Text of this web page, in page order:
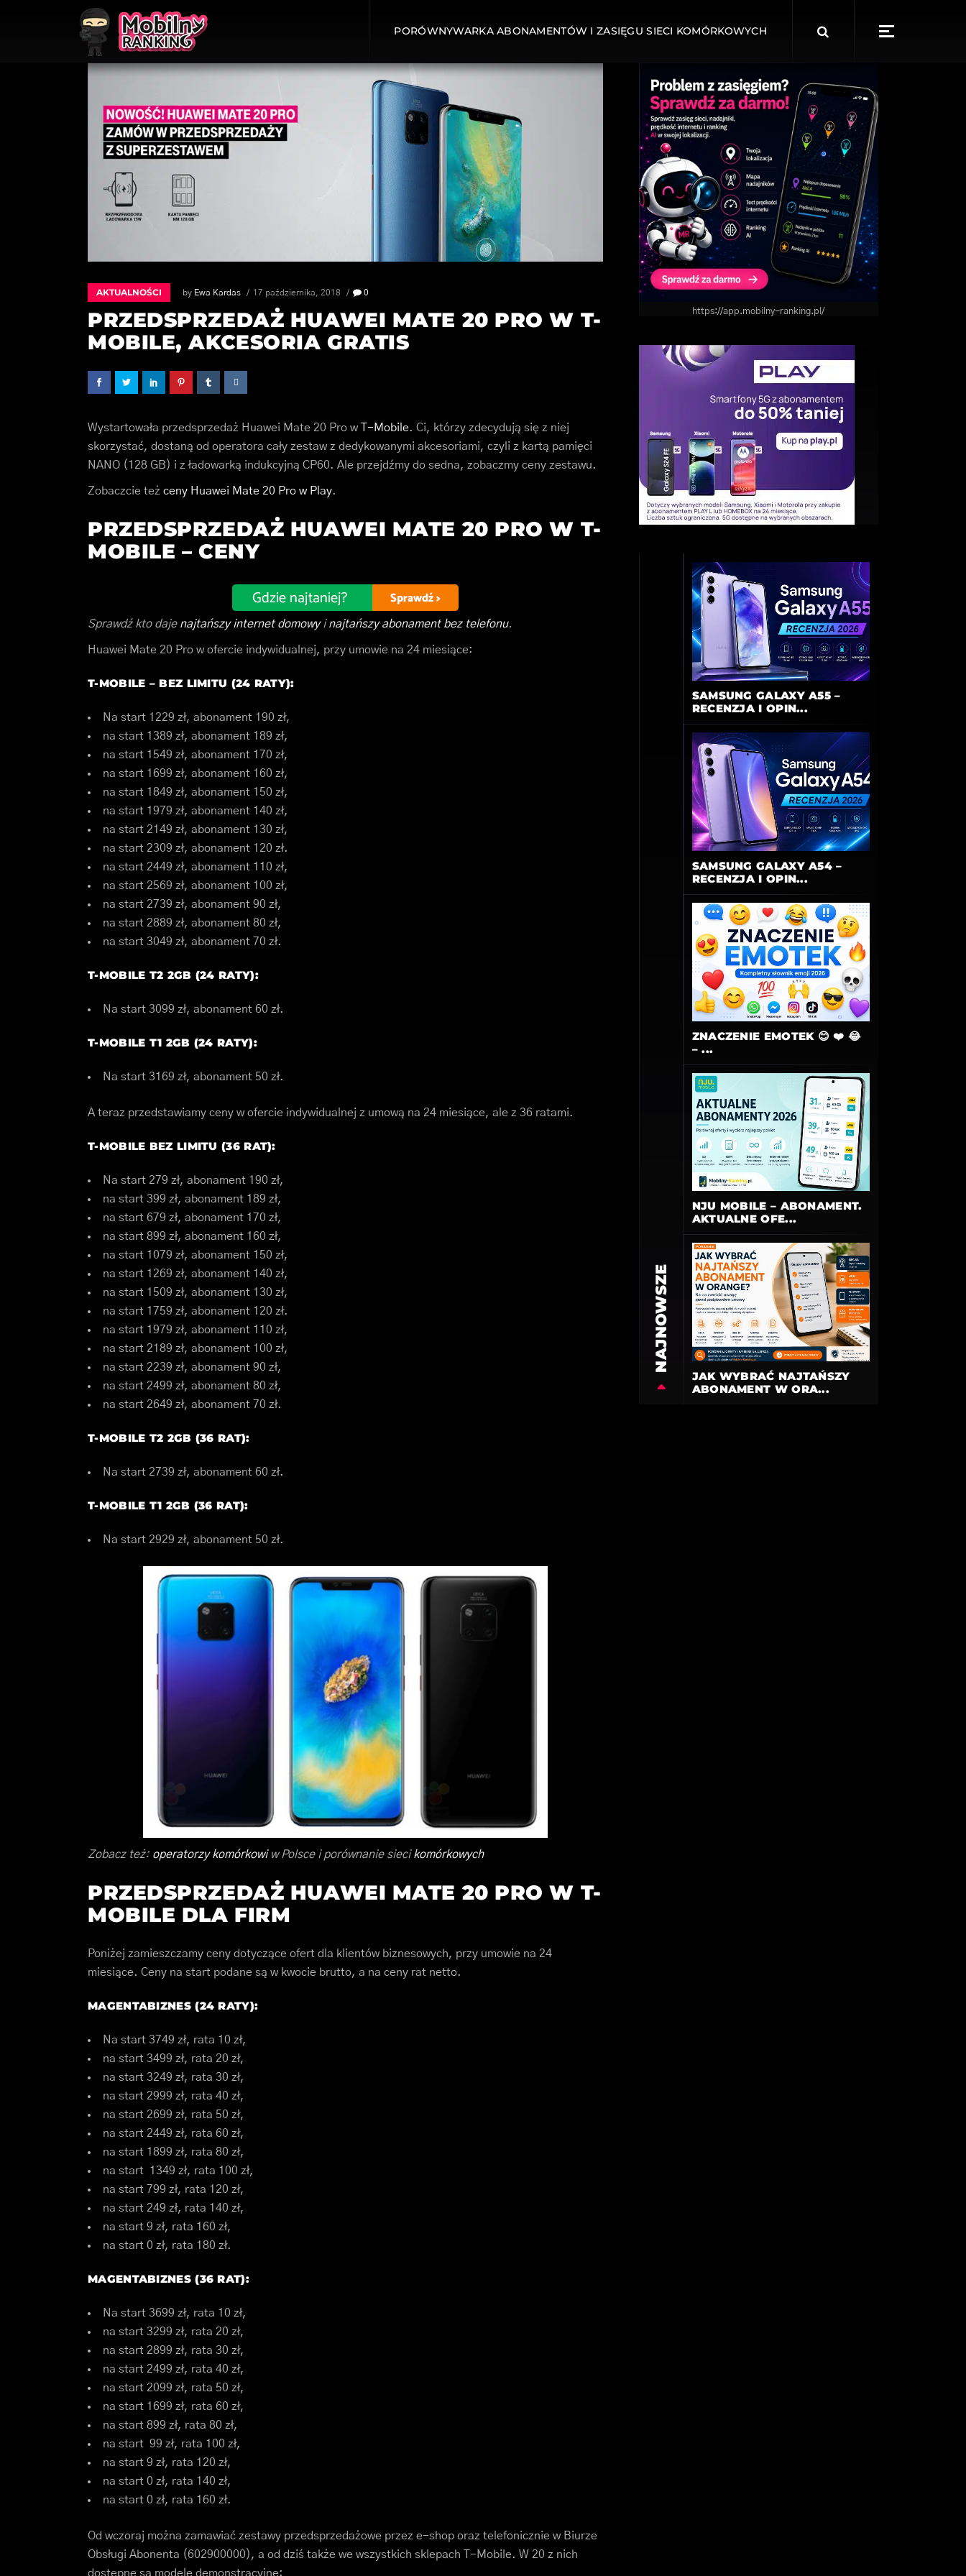
PORÓWNYWARKA ABONAMENTÓW I ZASIĘGU SIECI KOMÓRKOWYCH
for:
AKTUALNOŚCI by Ewa Kardas 17 października, 2018 0
PRZEDSPRZEDAŻ HUAWEI MATE 20 PRO W T-
MOBILE, AKCESORIA GRATIS
Wystartowała przedsprzedaż Huawei Mate 20 Pro w T-Mobile. Ci, którzy zdecydują się z niej
skorzystać, dostaną od operatora cały zestaw z dedykowanymi akcesoriami, czyli z kartą pamięci
NANO (128 GB) i z ładowarką indukcyjną CP60. Ale przejdźmy do sedna, zobaczmy ceny zestawu.
Zobaczcie też ceny Huawei Mate 20 Pro w Play.
PRZEDSPRZEDAŻ HUAWEI MATE 20 PRO W T-
MOBILE – CENY
Sprawdź kto daje najtańszy internet domowyinajtańszy abonament bez telefonu.
Huawei Mate 20 Pro w ofercie indywidualnej, przy umowie na 24 miesiące:
T-MOBILE – BEZ LIMITU (24 RATY):
Na start 1229 zł, abonament 190 zł,
na start 1389 zł, abonament 189 zł,
na start 1549 zł, abonament 170 zł,
na start 1699 zł, abonament 160 zł,
na start 1849 zł, abonament 150 zł,
na start 1979 zł, abonament 140 zł,
na start 2149 zł, abonament 130 zł,
na start 2309 zł, abonament 120 zł.
na start 2449 zł, abonament 110 zł,
na start 2569 zł, abonament 100 zł,
na start 2739 zł, abonament 90 zł,
na start 2889 zł, abonament 80 zł,
na start 3049 zł, abonament 70 zł.
T-MOBILE T2 2GB (24 RATY):
Na start 3099 zł, abonament 60 zł.
T-MOBILE T1 2GB (24 RATY):
Na start 3169 zł, abonament 50 zł.
A teraz przedstawiamy ceny w ofercie indywidualnej z umową na 24 miesiące, ale z 36 ratami.
T-MOBILE BEZ LIMITU (36 RAT):
Na start 279 zł, abonament 190 zł,
na start 399 zł, abonament 189 zł,
na start 679 zł, abonament 170 zł,
na start 899 zł, abonament 160 zł,
na start 1079 zł, abonament 150 zł,
na start 1269 zł, abonament 140 zł,
na start 1509 zł, abonament 130 zł,
na start 1759 zł, abonament 120 zł.
na start 1979 zł, abonament 110 zł,
na start 2189 zł, abonament 100 zł,
na start 2239 zł, abonament 90 zł,
na start 2499 zł, abonament 80 zł,
na start 2649 zł, abonament 70 zł.
T-MOBILE T2 2GB (36 RAT):
Na start 2739 zł, abonament 60 zł.
T-MOBILE T1 2GB (36 RAT):
Na start 2929 zł, abonament 50 zł.
Zobacz też: operatorzy komórkowiw Polsce i porównanie siecikomórkowych
PRZEDSPRZEDAŻ HUAWEI MATE 20 PRO W T-
MOBILE DLA FIRM
Poniżej zamieszczamy ceny dotyczące ofert dla klientów biznesowych, przy umowie na 24
miesiące. Ceny na start podane są w kwocie brutto, a na ceny rat netto.
MAGENTABIZNES (24 RATY):
Na start 3749 zł, rata 10 zł,
na start 3499 zł, rata 20 zł,
na start 3249 zł, rata 30 zł,
na start 2999 zł, rata 40 zł,
na start 2699 zł, rata 50 zł,
na start 2449 zł, rata 60 zł,
na start 1899 zł, rata 80 zł,
na start 1349 zł, rata 100 zł,
na start 799 zł, rata 120 zł,
na start 249 zł, rata 140 zł,
na start 9 zł, rata 160 zł,
na start 0 zł, rata 180 zł.
MAGENTABIZNES (36 RAT):
Na start 3699 zł, rata 10 zł,
na start 3299 zł, rata 20 zł,
na start 2899 zł, rata 30 zł,
na start 2499 zł, rata 40 zł,
na start 2099 zł, rata 50 zł,
na start 1699 zł, rata 60 zł,
na start 899 zł, rata 80 zł,
na start 99 zł, rata 100 zł,
na start 9 zł, rata 120 zł,
na start 0 zł, rata 140 zł,
na start 0 zł, rata 160 zł.
Od wczoraj można zamawiać zestawy przedsprzedażowe przez e-shop oraz telefonicznie w Biurze
Obsługi Abonenta (602900000), a od dziś także we wszystkich sklepach T-Mobile. W 20 z nich
dostępne są modele demonstracyjne:
https://app.mobilny-ranking.pl/
NAJNOWSZE
SAMSUNG GALAXY A55 –
RECENZJA I OPIN...
SAMSUNG GALAXY A54 –
RECENZJA I OPIN...
ZNACZENIE EMOTEK 😊 ❤️ 😂
– ...
NJU MOBILE – ABONAMENT.
AKTUALNE OFE...
JAK WYBRAĆ NAJTAŃSZY
ABONAMENT W ORA...